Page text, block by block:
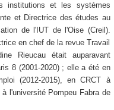
institutions et les systèmes
et Directrice des études au
de l'IUT de l'Oise (Creil).
en chef de la revue Travail
Rieucau était auparavant
8 (2001-2020) ; elle a été en
(2012-2015), en CRCT à
l'université Pompeu Fabra de